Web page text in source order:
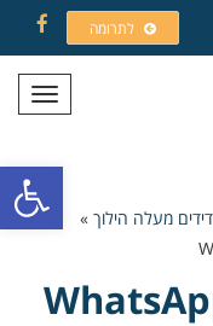
פתח
לתרומה
תפריט
מעלה הילוך »